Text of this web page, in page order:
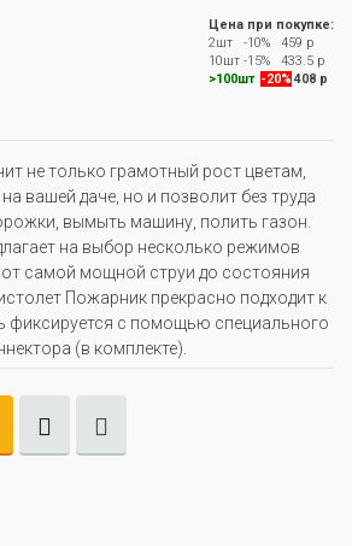
Цена при покупке:
2шт
-10%
459 р
10шт -15%
433.5 р
>100шт -20% 408 р
не только грамотный рост цветам,
вашей даче, но и позволит без труда
вымыть машину, полить газон.
на выбор несколько режимов
самой мощной струи до состояния
Пожарник прекрасно подходит к
фиксируется с помощью специального
(в комплекте).